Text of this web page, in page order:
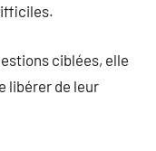
ciblées, elle
libérer de leur